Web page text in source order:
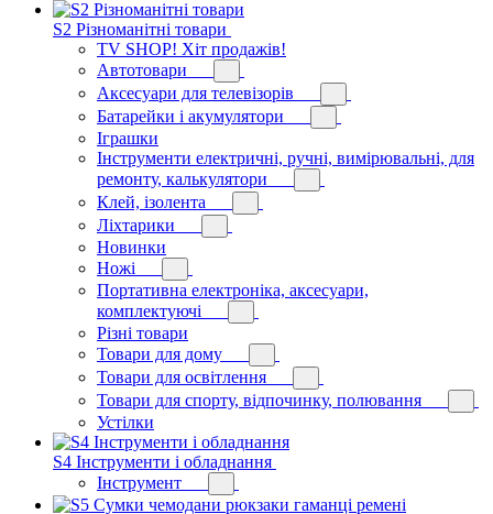
S2 Різноманітні товари
TV SHOP! Хіт продажів!
Автотовари
Аксесуари для телевізорів
Батарейки і акумулятори
Іграшки
Інструменти електричні, ручні, вимірювальні, для
ремонту, калькулятори
Клей, ізолента
Ліхтарики
Новинки
Ножі
Портативна електроніка, аксесуари,
комплектуючі
Різні товари
Товари для дому
Товари для освітлення
Товари для спорту, відпочинку, полювання
Устілки
S4 Інструменти і обладнання
Інструмент